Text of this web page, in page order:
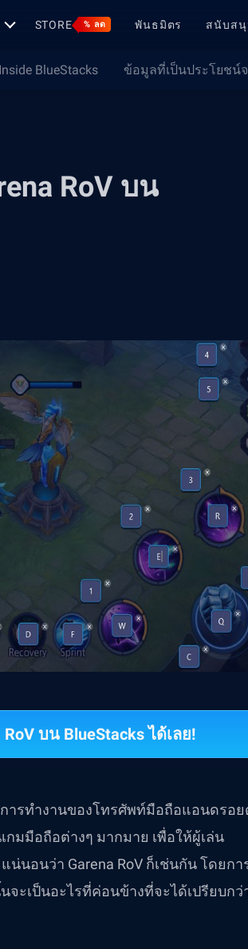
STORE % ลด พันธมิตร สนับส
Inside BlueStacks ข้อมูลที่เป็นประโยชน์
RoV บน
บน BlueStacks ได้เลย!
ารทำงานของโทรศัพท์มือถือแอนดรอ
มมือถือต่างๆ มากมาย เพื่อให้ผู้เล่น
นอนว่า Garena RoV ก็เช่นกัน โดยกา
จะเป็นอะไรที่ค่อนข้างที่จะได้เปรียบกว่